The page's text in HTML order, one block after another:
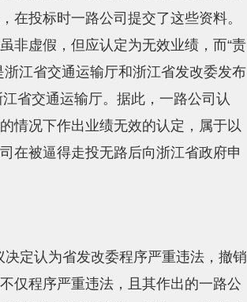
在投标时一路公司提交了这些资料。
非虚假，但应认定为无效业绩，而“责
江省交通运输厅和浙江省发改委发布
省交通运输厅。据此，一路公司认
情况下作出业绩无效的认定，属于以
在被逼得走投无路后向浙江省政府申
定认为省发改委程序严重违法，撤销
仅程序严重违法，且其作出的一路公